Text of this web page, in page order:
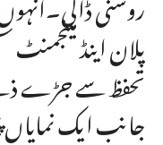
پلان اینڈ مینجمنٹ
تحفظ سے جڑے ذمے
جانب ایک